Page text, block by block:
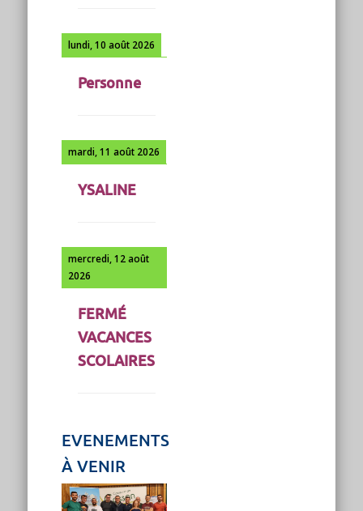
lundi, 10 août 2026
Personne
mardi, 11 août 2026
YSALINE
mercredi, 12 août
2026
FERMÉ
VACANCES
SCOLAIRES
EVENEMENTS
À VENIR